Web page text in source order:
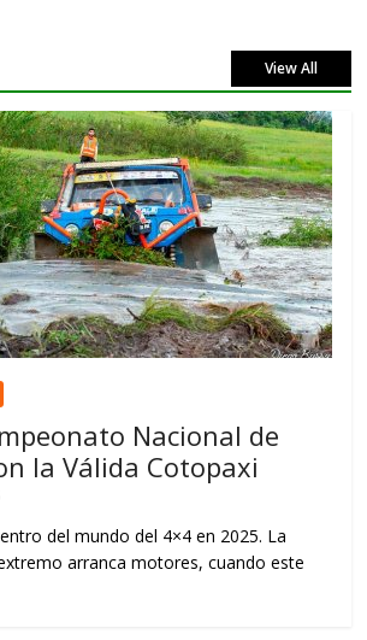
View All
Nacional de
la Válida Cotopaxi
del mundo del 4×4 en 2025. La
arranca motores, cuando este